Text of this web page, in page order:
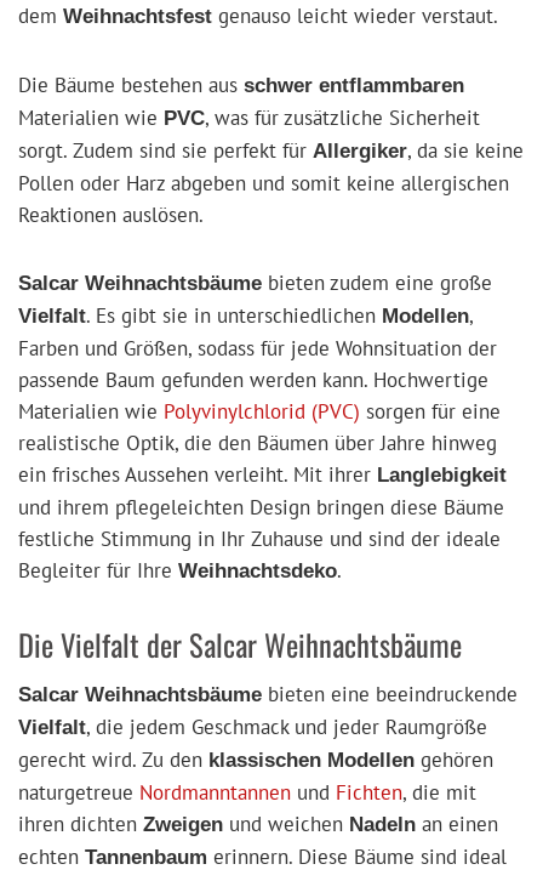
dem Weihnachtsfest genauso leicht wieder verstaut.
Die Bäume bestehen aus schwer entflammbaren
Materialien wie PVC, was für zusätzliche Sicherheit
sorgt. Zudem sind sie perfekt für Allergiker, da sie keine
Pollen oder Harz abgeben und somit keine allergischen
Reaktionen auslösen.
Salcar Weihnachtsbäume bieten zudem eine große
Vielfalt. Es gibt sie in unterschiedlichen Modellen,
Farben und Größen, sodass für jede Wohnsituation der
passende Baum gefunden werden kann. Hochwertige
Materialien wie Polyvinylchlorid (PVC) sorgen für eine
realistische Optik, die den Bäumen über Jahre hinweg
ein frisches Aussehen verleiht. Mit ihrer Langlebigkeit
und ihrem pflegeleichten Design bringen diese Bäume
festliche Stimmung in Ihr Zuhause und sind der ideale
Begleiter für Ihre Weihnachtsdeko.
Die Vielfalt der Salcar Weihnachtsbäume
Salcar Weihnachtsbäume bieten eine beeindruckende
Vielfalt, die jedem Geschmack und jeder Raumgröße
gerecht wird. Zu den klassischen Modellen gehören
naturgetreue Nordmanntannen und Fichten, die mit
ihren dichten Zweigen und weichen Nadeln an einen
echten Tannenbaum erinnern. Diese Bäume sind ideal